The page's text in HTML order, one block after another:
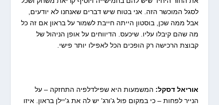
לסגל המוכשר הזה. אני בטוח שיש דברים שאנחנו לא יודעים,
אבל ממה שכן, בוסטון הייתה חייבת לשמור על בראון אם זה כל
מה שהם קיבלו עליו. שיכעס. הדיווחים על אופן הניהול של
קבוצת הרכישה רק הופכים הכל לאפילו יותר פישי.
אוריאל דסקל: המשמעות היא שפילדלפיה התחזקה – על
הנייר לפחות – כי במקום פול ג'ורג' יש לה את ג'יילן בראון. איזו